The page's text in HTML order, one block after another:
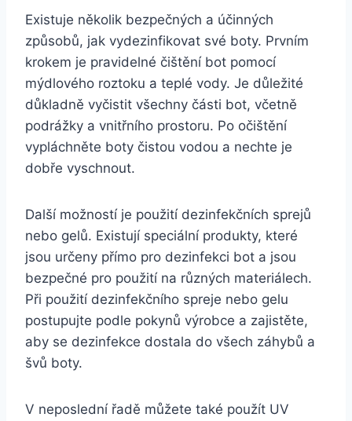
Existuje několik bezpečných a účinných
způsobů, jak ​vydezinfikovat své boty. Prvním
krokem je pravidelné čištění bot pomocí
mýdlového roztoku a teplé vody. Je ‍důležité
důkladně ‌vyčistit všechny části bot, včetně
podrážky⁣ a vnitřního prostoru. Po očištění⁤
vypláchněte​ boty čistou vodou ⁢a nechte je
dobře ‌vyschnout.
Další možností‌ je použití dezinfekčních sprejů
nebo gelů.‌ Existují speciální ‍produkty, které
jsou určeny přímo pro dezinfekci bot a jsou ​
bezpečné pro použití⁣ na⁢ různých materiálech.
Při použití​ dezinfekčního spreje nebo gelu
postupujte podle pokynů výrobce a zajistěte,
aby se dezinfekce dostala do všech záhybů a
švů boty.
V⁣ neposlední řadě můžete také použít UV